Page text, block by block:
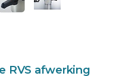
RVS afwerking